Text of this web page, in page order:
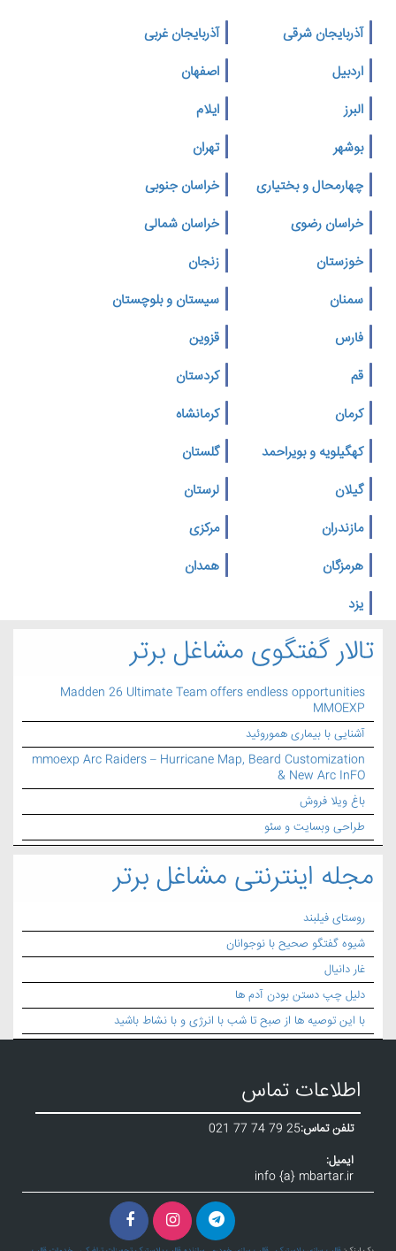
آذربایجان شرقی
آذربایجان غربی
اردبیل
اصفهان
البرز
ایلام
بوشهر
تهران
چهارمحال و بختیاری
خراسان جنوبی
خراسان رضوی
خراسان شمالی
خوزستان
زنجان
سمنان
سیستان و بلوچستان
فارس
قزوین
قم
کردستان
کرمان
کرمانشاه
کهگیلویه و بویراحمد
گلستان
گیلان
لرستان
مازندران
مرکزی
هرمزگان
همدان
یزد
تالار گفتگوی مشاغل برتر
Madden 26 Ultimate Team offers endless opportunities
MMOEXP
آشنایی با بیماری هموروئید
mmoexp Arc Raiders – Hurricane Map, Beard Customization
& New Arc InFO
باغ ویلا فروش
طراحی وبسایت و سئو
مجله اینترنتی مشاغل برتر
روستای فیلبند
شیوه گفتگو صحیح با نوجوانان
غار دانیال
دلیل چپ دستن بودن آدم ها
با این توصیه ها از صبح تا شب با انرژی و با نشاط باشید
اطلاعات تماس
تلفن تماس:021 77 74 79 25
ایمیل:
info {a} mbartar.ir